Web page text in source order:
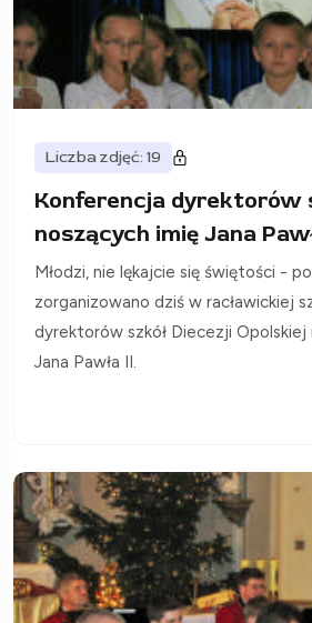
Liczba zdjęć: 19
Konferencja dyrektorów
noszących imię Jana
Młodzi, nie lękajcie się świętości -
zorganizowano dziś w racławickiej
dyrektorów szkół Diecezji Opolskiej
Jana Pawła II.